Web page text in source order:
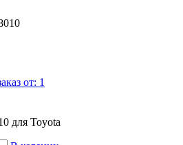
от: 1
для Toyota